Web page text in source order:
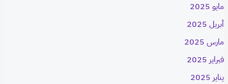
مايو 2025
أبريل 2025
مارس 2025
فبراير 2025
يناير 2025